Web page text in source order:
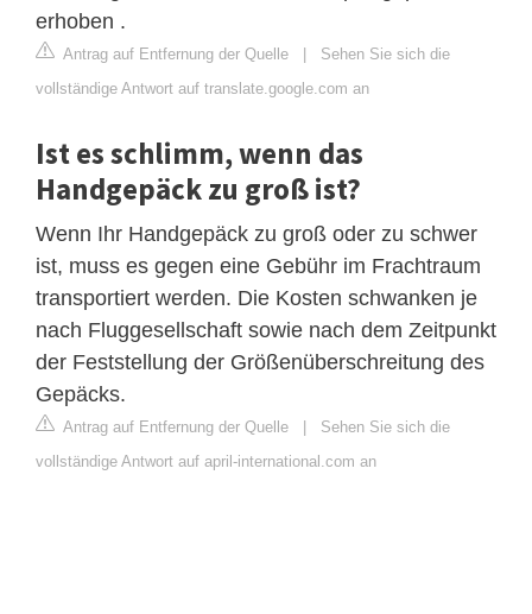
erhoben .
Antrag auf Entfernung der Quelle | Sehen Sie sich die
vollständige Antwort auf translate.google.com an
Ist es schlimm, wenn das
Handgepäck zu groß ist?
Wenn Ihr Handgepäck zu groß oder zu schwer
ist, muss es gegen eine Gebühr im Frachtraum
transportiert werden. Die Kosten schwanken je
nach Fluggesellschaft sowie nach dem Zeitpunkt
der Feststellung der Größenüberschreitung des
Gepäcks.
Antrag auf Entfernung der Quelle | Sehen Sie sich die
vollständige Antwort auf april-international.com an